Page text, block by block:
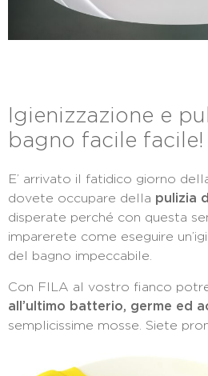
Igienizzazione e
bagno facile facile!
E’ arrivato il fatidico giorno
dovete occupare della pulizia
disperate perché con questa
imparerete come eseguire
del bagno impeccabile.
Con FILA al vostro fianco
all’ultimo batterio, germe ed
semplicissime mosse. Siete